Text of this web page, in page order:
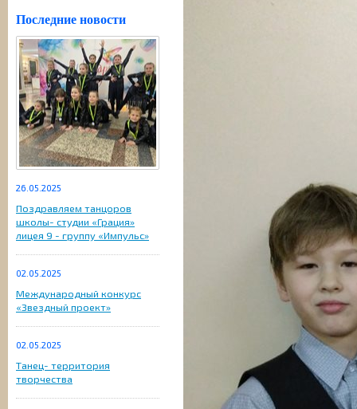
Последние новости
26.05.2025
Поздравляем танцоров
школы- студии «Грация»
лицея 9 - группу «Импульс»
02.05.2025
Международный конкурс
«Звездный проект»
02.05.2025
Танец- территория
творчества